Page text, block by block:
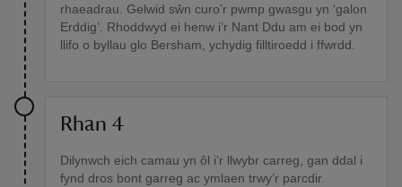
rhaeadrau. Gelwid sŵn curo’r pwmp gwasgu yn ‘galon
Erddig’. Rhoddwyd ei henw i’r Nant Ddu am ei bod yn
llifo o byllau glo Bersham, ychydig filltiroedd i ffwrdd.
Rhan 4
Dilynwch eich camau yn ôl i’r llwybr carreg, gan ddal i
fynd dros bont garreg ac ymlaen trwy’r parcdir.